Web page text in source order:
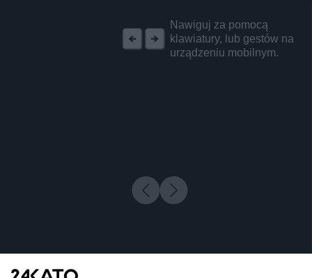
Nawiguj za pomocą
klawiatury, lub gestów na
urządzeniu mobilnym.